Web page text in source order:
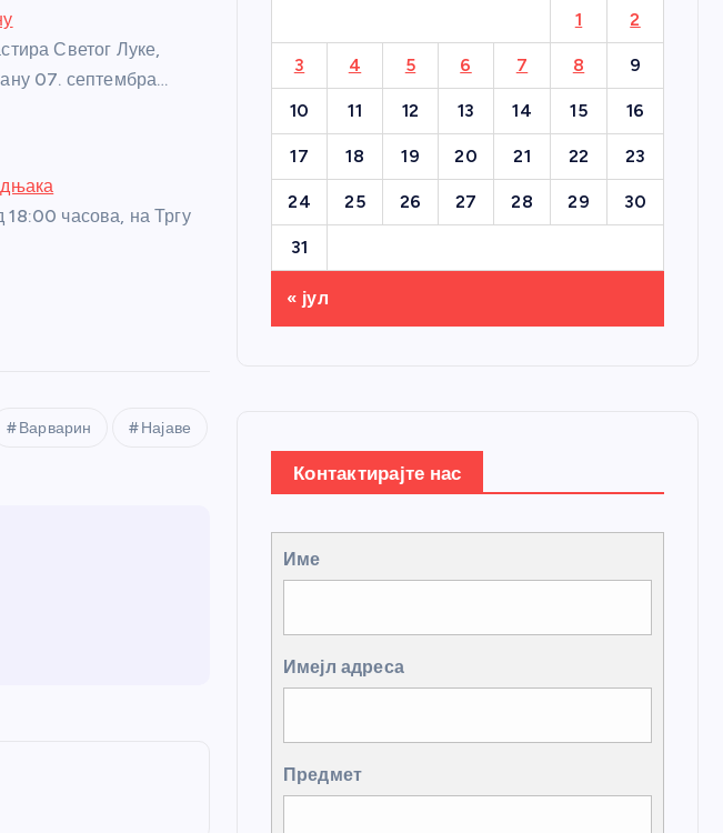
Светог Луке,
07. септембра…
18:00 часова, на Тргу
Варварин Најаве
1 2
3 4 5 6 7 8 9
10 11 12 13 14 15 16
17 18 19 20 21 22 23
24 25 26 27 28 29 30
31
« јул
Контактирајте нас
Име
Имејл адреса
Предмет